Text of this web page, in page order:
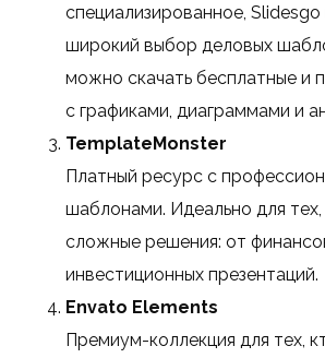
специализированное, Slidesgo
широкий выбор деловых
можно скачать бесплатные и
с графиками, диаграммами и
TemplateMonster
Платный ресурс с
шаблонами. Идеально для
сложные решения: от
инвестиционных презентаций.
Envato Elements
Премиум-коллекция для тех,